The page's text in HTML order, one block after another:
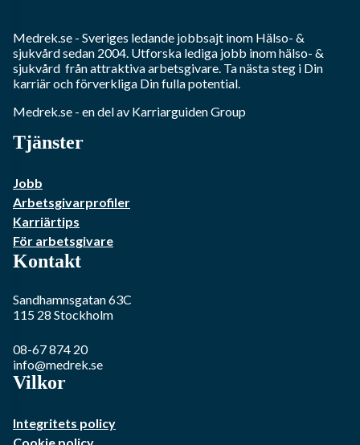
Medrek.se - Sveriges ledande jobbsajt inom Hälso- &
sjukvårdsedan 2004. Utforska lediga jobb inomhälso- &
sjukvård från attraktiva arbetsgivare. Ta nästa steg i Din
karriär och förverkliga Din fulla potential.
Medrek.se - en del av Karriarguiden Group
Tjänster
Jobb
Arbetsgivarprofiler
Karriärtips
För arbetsgivare
Kontakt
Sandhamnsgatan 63C
115 28 Stockholm
08-67 874 20
info@medrek.se
Vilkor
Integritets policy